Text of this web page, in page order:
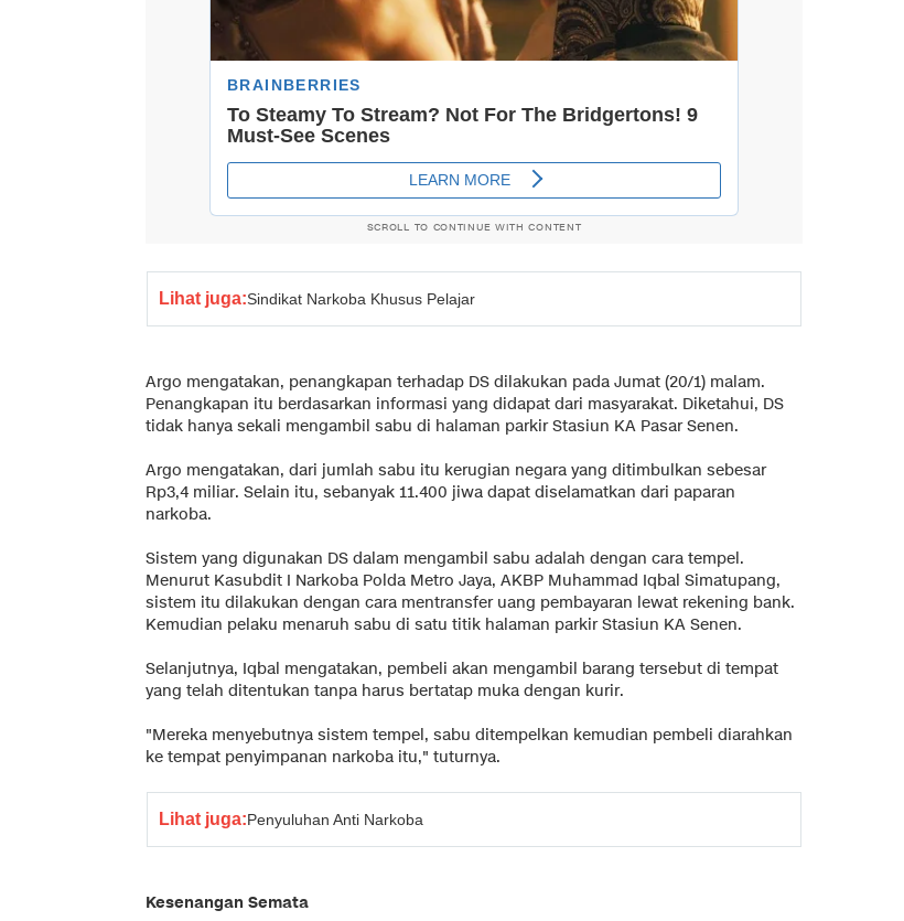
SCROLL TO CONTINUE WITH CONTENT
Lihat juga:Sindikat Narkoba Khusus Pelajar
Argo mengatakan, penangkapan terhadap DS dilakukan pada Jumat (20/1) malam.
Penangkapan itu berdasarkan informasi yang didapat dari masyarakat. Diketahui, DS
tidak hanya sekali mengambil sabu di halaman parkir Stasiun KA Pasar Senen.
Argo mengatakan, dari jumlah sabu itu kerugian negara yang ditimbulkan sebesar
Rp3,4 miliar. Selain itu, sebanyak 11.400 jiwa dapat diselamatkan dari paparan
narkoba.
Sistem yang digunakan DS dalam mengambil sabu adalah dengan cara tempel.
Menurut Kasubdit I Narkoba Polda Metro Jaya, AKBP Muhammad Iqbal Simatupang,
sistem itu dilakukan dengan cara mentransfer uang pembayaran lewat rekening bank.
Kemudian pelaku menaruh sabu di satu titik halaman parkir Stasiun KA Senen.
Selanjutnya, Iqbal mengatakan, pembeli akan mengambil barang tersebut di tempat
yang telah ditentukan tanpa harus bertatap muka dengan kurir.
"Mereka menyebutnya sistem tempel, sabu ditempelkan kemudian pembeli diarahkan
ke tempat penyimpanan narkoba itu," tuturnya.
Lihat juga:Penyuluhan Anti Narkoba
Kesenangan Semata